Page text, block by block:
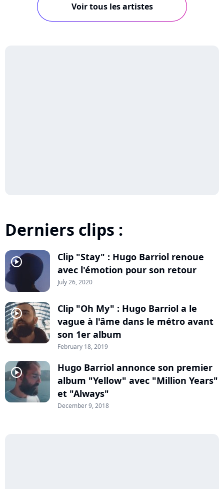
Voir tous les artistes
Derniers clips :
player2
Clip "Stay" : Hugo Barriol renoue
avec l'émotion pour son retour
July 26, 2020
player2
Clip "Oh My" : Hugo Barriol a le
vague à l'âme dans le métro avant
son 1er album
February 18, 2019
player2
Hugo Barriol annonce son premier
album "Yellow" avec "Million Years"
et "Always"
December 9, 2018